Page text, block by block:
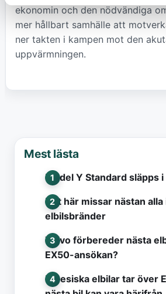
ekonomin och den nödvändiga
mer hållbart samhälle att
ner takten i kampen mot den
uppvärmningen.
Mest lästa
Model Y Standard släpps i
Det här missar nästan
elbilsbränder
Volvo förbereder nästa
EX50-ansökan?
Kinesiska elbilar tar över